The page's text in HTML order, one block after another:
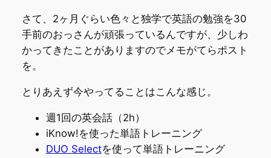
さて、2ヶ月ぐらい色々と独学で英語の勉強を30
手前のおっさんが頑張っているんですが、少しわ
かってきたことがありますのでメモがてらポスト
を。
とりあえず今やってることはこんな感じ。
週1回の英会話（2h）
iKnow!を使った単語トレーニング
DUO Selectを使って単語トレーニング